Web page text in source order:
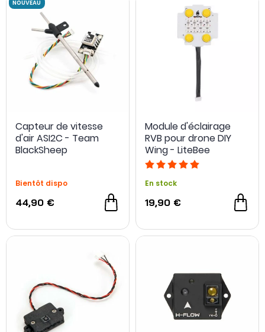
Capteur de vitesse
d'air ASI2C - Team
BlackSheep
Bientôt dispo
44,90 €
Module d'éclairage
RVB pour drone DIY
Wing - LiteBee
En stock
19,90 €